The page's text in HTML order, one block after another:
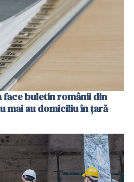
face buletin românii din
mai au domiciliu în țară